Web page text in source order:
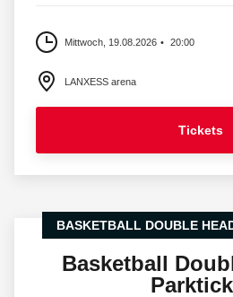
Mittwoch, 19.08.2026 20:00
LANXESS arena
Tickets
BASKETBALL DOUBLE
Basketball